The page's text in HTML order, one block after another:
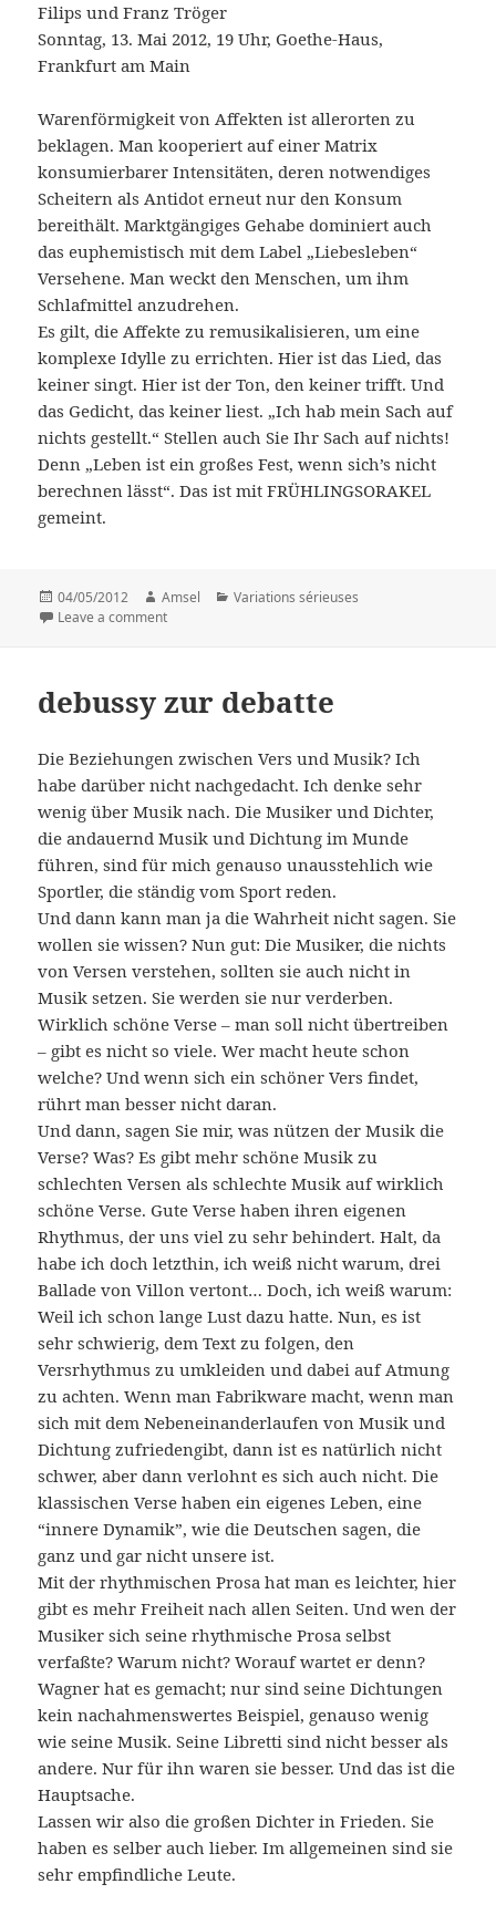
Filips und Franz Tröger
Sonntag, 13. Mai 2012, 19 Uhr, Goethe-Haus,
Frankfurt am Main
Warenförmigkeit von Affekten ist allerorten zu
beklagen. Man kooperiert auf einer Matrix
konsumierbarer Intensitäten, deren notwendiges
Scheitern als Antidot erneut nur den Konsum
bereithält. Marktgängiges Gehabe dominiert auch
das euphemistisch mit dem Label „Liebesleben“
Versehene. Man weckt den Menschen, um ihm
Schlafmittel anzudrehen.
Es gilt, die Affekte zu remusikalisieren, um eine
komplexe Idylle zu errichten. Hier ist das Lied, das
keiner singt. Hier ist der Ton, den keiner trifft. Und
das Gedicht, das keiner liest. „Ich hab mein Sach auf
nichts gestellt.“ Stellen auch Sie Ihr Sach auf nichts!
Denn „Leben ist ein großes Fest, wenn sich’s nicht
berechnen lässt“. Das ist mit FRÜHLINGSORAKEL
gemeint.
Posted
on
04/05/2012 Author
Amsel Categories
Variations sérieuses
Leave a comment
debussy zur debatte
Die Beziehungen zwischen Vers und Musik? Ich
habe darüber nicht nachgedacht. Ich denke sehr
wenig über Musik nach. Die Musiker und Dichter,
die andauernd Musik und Dichtung im Munde
führen, sind für mich genauso unausstehlich wie
Sportler, die ständig vom Sport reden.
Und dann kann man ja die Wahrheit nicht sagen. Sie
wollen sie wissen? Nun gut: Die Musiker, die nichts
von Versen verstehen, sollten sie auch nicht in
Musik setzen. Sie werden sie nur verderben.
Wirklich schöne Verse – man soll nicht übertreiben
– gibt es nicht so viele. Wer macht heute schon
welche? Und wenn sich ein schöner Vers findet,
rührt man besser nicht daran.
Und dann, sagen Sie mir, was nützen der Musik die
Verse? Was? Es gibt mehr schöne Musik zu
schlechten Versen als schlechte Musik auf wirklich
schöne Verse. Gute Verse haben ihren eigenen
Rhythmus, der uns viel zu sehr behindert. Halt, da
habe ich doch letzthin, ich weiß nicht warum, drei
Ballade von Villon vertont… Doch, ich weiß warum:
Weil ich schon lange Lust dazu hatte. Nun, es ist
sehr schwierig, dem Text zu folgen, den
Versrhythmus zu umkleiden und dabei auf Atmung
zu achten. Wenn man Fabrikware macht, wenn man
sich mit dem Nebeneinanderlaufen von Musik und
Dichtung zufriedengibt, dann ist es natürlich nicht
schwer, aber dann verlohnt es sich auch nicht. Die
klassischen Verse haben ein eigenes Leben, eine
“innere Dynamik”, wie die Deutschen sagen, die
ganz und gar nicht unsere ist.
Mit der rhythmischen Prosa hat man es leichter, hier
gibt es mehr Freiheit nach allen Seiten. Und wen der
Musiker sich seine rhythmische Prosa selbst
verfaßte? Warum nicht? Worauf wartet er denn?
Wagner hat es gemacht; nur sind seine Dichtungen
kein nachahmenswertes Beispiel, genauso wenig
wie seine Musik. Seine Libretti sind nicht besser als
andere. Nur für ihn waren sie besser. Und das ist die
Hauptsache.
Lassen wir also die großen Dichter in Frieden. Sie
haben es selber auch lieber. Im allgemeinen sind sie
sehr empfindliche Leute.